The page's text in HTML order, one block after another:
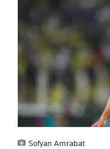
Sofyan Amrabat